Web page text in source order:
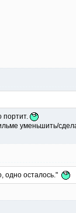
портит.
уменьшить/
одно осталось."